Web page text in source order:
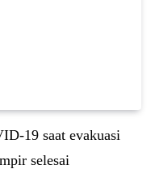
19 saat evakuasi
ѕеlеѕаі